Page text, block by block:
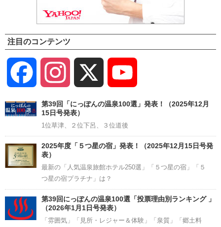
注目のコンテンツ
Facebook Instagram
Channel
第39回「にっぽんの温泉100選」発表！（2025年12月
15日号発表）
1位草津、２位下呂、３位道後
2025年度「５つ星の宿」発表！（2025年12月15日号発
表）
最新の「人気温泉旅館ホテル250選」「５つ星の宿」「５
つ星の宿プラチナ」は？
第39回にっぽんの温泉100選「投票理由別ランキング 」
（2026年1月1日号発表）
「雰囲気」「見所・レジャー＆体験」「泉質」「郷土料